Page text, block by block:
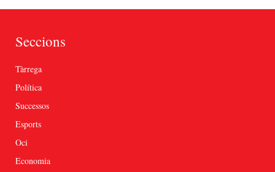
Seccions
Tàrrega
Política
Successos
Esports
Oci
Economia